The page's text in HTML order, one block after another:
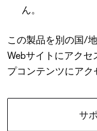
ん。
この製品を別の国/
Webサイトにアク
プコンテンツにアク
サ